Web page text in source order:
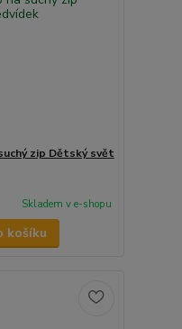
zip Dětský svět
Skladem v e-shopu
košíku